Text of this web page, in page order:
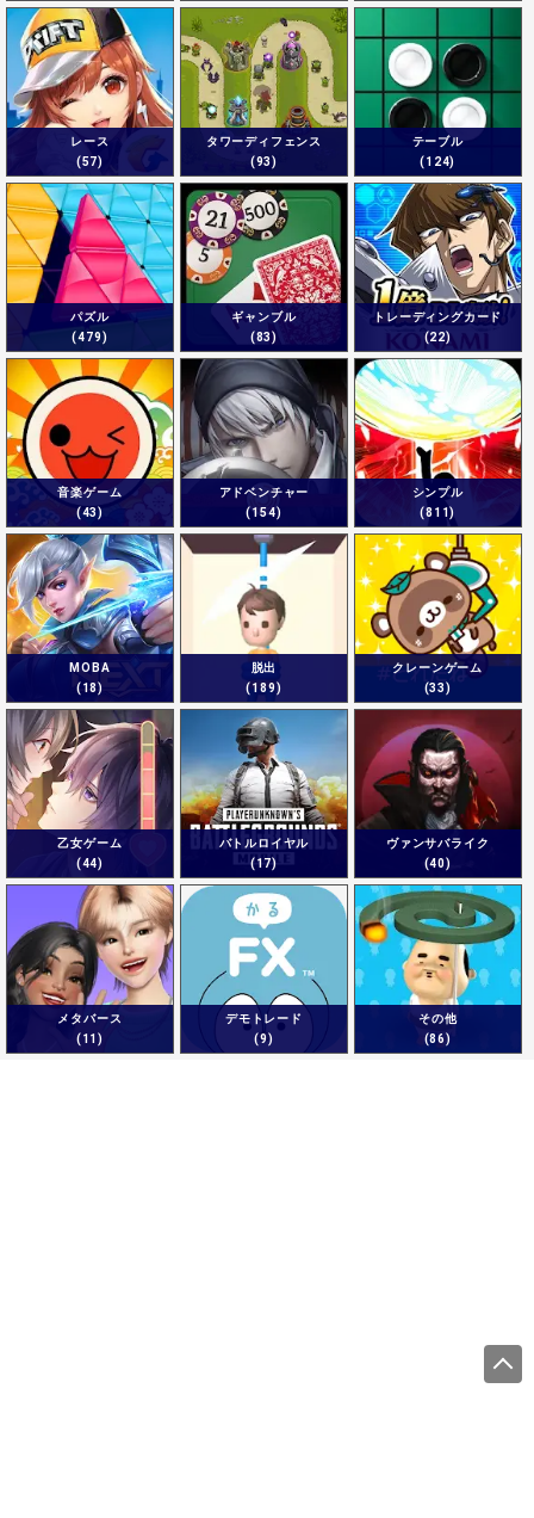
レース
(57)
タワーディフェンス
(93)
テーブル
(124)
パズル
(479)
ギャンブル
(83)
トレーディングカード
(22)
音楽ゲーム
(43)
アドベンチャー
(154)
シンプル
(811)
MOBA
(18)
脱出
(189)
クレーンゲーム
(33)
乙女ゲーム
(44)
バトルロイヤル
(17)
ヴァンサバライク
(40)
メタバース
(11)
デモトレード
(9)
その他
(86)